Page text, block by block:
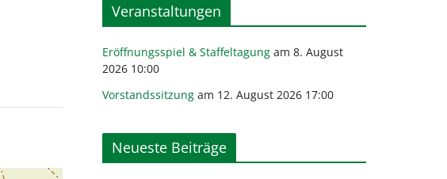
Veranstaltungen
Eröffnungsspiel & Staffeltagung am 8. August
2026 10:00
Vorstandssitzung am 12. August 2026 17:00
Neueste Beiträge